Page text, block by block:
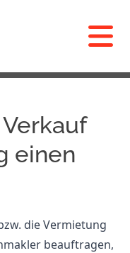
einen
die Vermietung
beauftragen,